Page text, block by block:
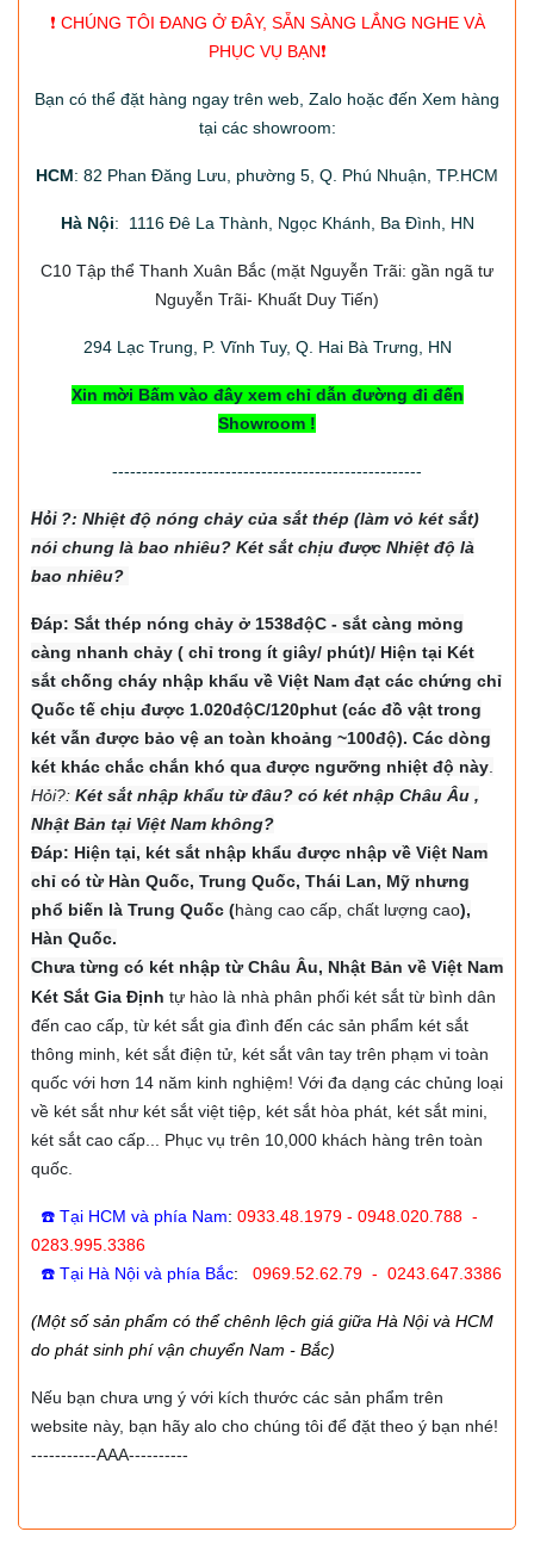
❗️ CHÚNG TÔI ĐANG Ở ĐÂY, SẴN SÀNG LẮNG NGHE VÀ
PHỤC VỤ BẠN❗️
Bạn có thể đặt hàng ngay trên web, Zalo hoặc đến Xem hàng
tại các showroom:
HCM: 82 Phan Đăng Lưu, phường 5, Q. Phú Nhuận, TP.HCM
Hà Nội: 1116 Đê La Thành, Ngọc Khánh, Ba Đình, HN
C10 Tập thể Thanh Xuân Bắc (mặt Nguyễn Trãi: gần ngã tư
Nguyễn Trãi- Khuất Duy Tiến)
294Lạc Trung, P. Vĩnh Tuy, Q. Hai Bà Trưng, HN
Xin mời Bấm vào đây xem chỉ dẫn đường đi đến
Showroom !
----------------------------------------------------
Hỏi ?: Nhiệt độ nóng chảy của sắt thép (làm vỏ két sắt)
nói chung là bao nhiêu? Két sắt chịu được Nhiệt độ là
bao nhiêu?
Đáp: Sắt thép nóng chảy ở 1538độC - sắt càng mỏng
càng nhanh chảy ( chỉ trong ít giây/ phút)/ Hiện tại Két
sắt chống cháy nhập khẩu về Việt Nam đạt các chứng chỉ
Quốc tế chịu được 1.020độC/120phut (các đồ vật trong
két vẫn được bảo vệ an toàn khoảng ~100độ). Các dòng
két khác chắc chắn khó qua được ngưỡng nhiệt độ này.
Hỏi?: Két sắt nhập khẩu từ đâu? có két nhập Châu Âu ,
Nhật Bản tại Việt Nam không?
Đáp: Hiện tại, két sắt nhập khẩu được nhập về Việt Nam
chỉ có từ Hàn Quốc, Trung Quốc, Thái Lan, Mỹ nhưng
phổ biến là Trung Quốc (hàng cao cấp, chất lượng cao),
Hàn Quốc.
Chưa từng có két nhập từ Châu Âu, Nhật Bản về Việt Nam
Két Sắt Gia Định tự hào là nhà phân phối két sắt từ bình dân
đến cao cấp, từ két sắt gia đình đến các sản phẩm két sắt
thông minh, két sắt điện tử, két sắt vân tay trên phạm vi toàn
quốc với hơn 14 năm kinh nghiệm! Với đa dạng các chủng loại
về két sắt như két sắt việt tiệp, két sắt hòa phát, két sắt mini,
két sắt cao cấp... Phục vụ trên 10,000 khách hàng trên toàn
quốc.
☎️ Tại HCM và phía Nam: 0933.48.1979 - 0948.020.788 -
0283.995.3386
☎️ Tại Hà Nội và phía Bắc: 0969.52.62.79 - 0243.647.3386
(Một số sản phẩm có thể chênh lệch giá giữa Hà Nội và HCM
do phát sinh phí vận chuyển Nam - Bắc)
Nếu bạn chưa ưng ý với kích thước các sản phẩm trên
website này, bạn hãy alo cho chúng tôi để đặt theo ý bạn nhé!
-----------AAA----------